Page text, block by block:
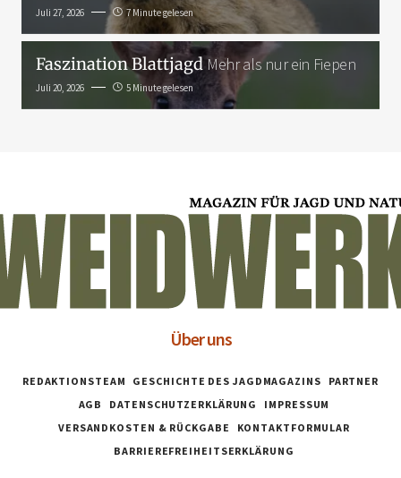
Juli 27, 2026 7 Minute gelesen
Faszination BlattjagdMehr als nur ein Fiepen
Juli 20, 2026 5 Minute gelesen
Über uns
REDAKTIONSTEAM GESCHICHTE DES JAGDMAGAZINS
PARTNER
AGB
DATENSCHUTZERKLÄRUNG
IMPRESSUM
VERSANDKOSTEN & RÜCKGABE
KONTAKTFORMULAR
BARRIEREFREIHEITSERKLÄRUNG